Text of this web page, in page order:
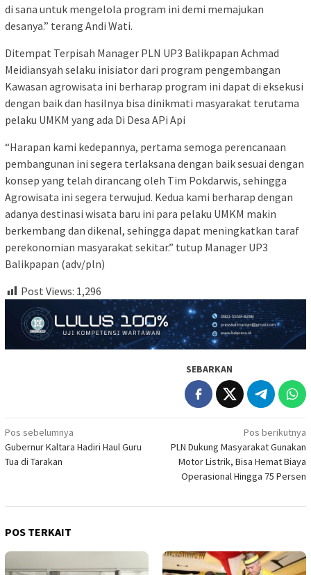
di sana untuk mengelola program ini demi memajukan
desanya.” terang Andi Wati.
Ditempat Terpisah Manager PLN UP3 Balikpapan Achmad
Meidiansyah selaku inisiator dari program pengembangan
Kawasan agrowisata ini berharap program ini dapat di eksekusi
dengan baik dan hasilnya bisa dinikmati masyarakat terutama
pelaku UMKM yang ada Di Desa APi Api
“Harapan kami kedepannya, pertama semoga perencanaan
pembangunan ini segera terlaksana dengan baik sesuai dengan
konsep yang telah dirancang oleh Tim Pokdarwis, sehingga
Agrowisata ini segera terwujud. Kedua kami berharap dengan
adanya destinasi wisata baru ini para pelaku UMKM makin
berkembang dan dikenal, sehingga dapat meningkatkan taraf
perekonomian masyarakat sekitar.” tutup Manager UP3
Balikpapan (adv/pln)
Post Views: 1,296
SEBARKAN
Navigasi
pos
Pos sebelumnya
Gubernur Kaltara Hadiri Haul Guru
Tua di Tarakan
Pos berikutnya
PLN Dukung Masyarakat Gunakan
Motor Listrik, Bisa Hemat Biaya
Operasional Hingga 75 Persen
POS TERKAIT